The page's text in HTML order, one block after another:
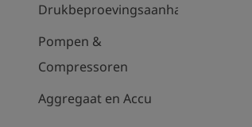
Drukbeproevingsaanhanger
Pompen &
Compressoren
Aggregaat en Accu